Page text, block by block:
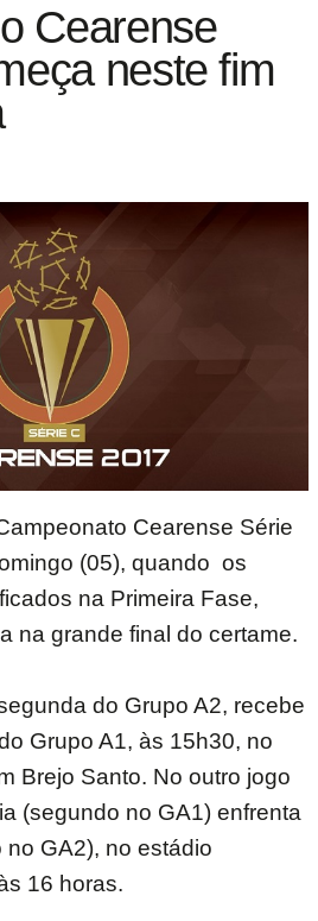
Cearense
neste fim
Cearense Série
(05), quando os
na Primeira Fase,
na grande final do certame.
do Grupo A2, recebe
Grupo A1, às 15h30, no
Brejo Santo. No outro jogo
(segundo no GA1) enfrenta
GA2), no estádio
16 horas.